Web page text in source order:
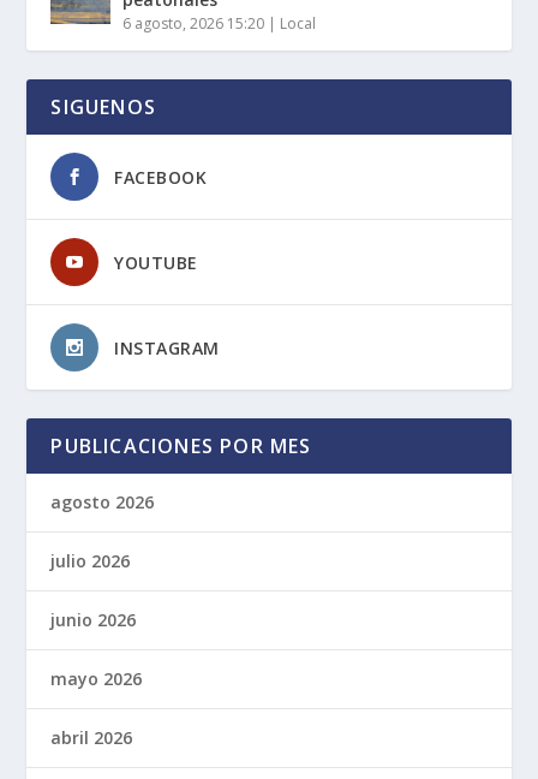
6 agosto, 2026 15:20 | Local
SIGUENOS
FACEBOOK
YOUTUBE
INSTAGRAM
PUBLICACIONES POR MES
agosto 2026
julio 2026
junio 2026
mayo 2026
abril 2026